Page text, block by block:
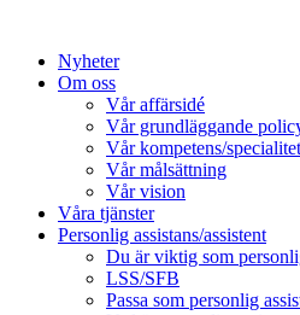
innehållNyheter
Om oss
Vår affärsidé
Vår grundläggande
Vår kompetens/specialitet
Vår målsättning
Vår vision
Våra tjänster
Personlig assistans/assistent
Du är viktig som
LSS/SFB
Passa som personlig